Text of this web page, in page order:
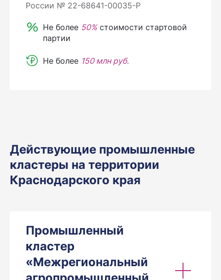
России № 22-68641-00035-Р
Не более 50%стоимости стартовой
партии
Не более 150 млн руб.
Действующие промышленные
кластеры на территории
Краснодарского края
Промышленный
кластер
«Межрегиональный